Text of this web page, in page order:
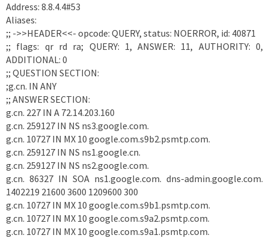
Address: 8.8.4.4#53
Aliases:
;; ->>HEADER<<- opcode: QUERY, status: NOERROR, id: 40871
;; flags: qr rd ra; QUERY: 1, ANSWER: 11, AUTHORITY: 0,
ADDITIONAL: 0
;; QUESTION SECTION:
;g.cn. IN ANY
;; ANSWER SECTION:
g.cn. 227 IN A 72.14.203.160
g.cn. 259127 IN NS ns3.google.com.
g.cn. 10727 IN MX 10 google.com.s9b2.psmtp.com.
g.cn. 259127 IN NS ns1.google.cn.
g.cn. 259127 IN NS ns2.google.com.
g.cn. 86327 IN SOA ns1.google.com. dns-admin.google.com.
1402219 21600 3600 1209600 300
g.cn. 10727 IN MX 10 google.com.s9b1.psmtp.com.
g.cn. 10727 IN MX 10 google.com.s9a2.psmtp.com.
g.cn. 10727 IN MX 10 google.com.s9a1.psmtp.com.